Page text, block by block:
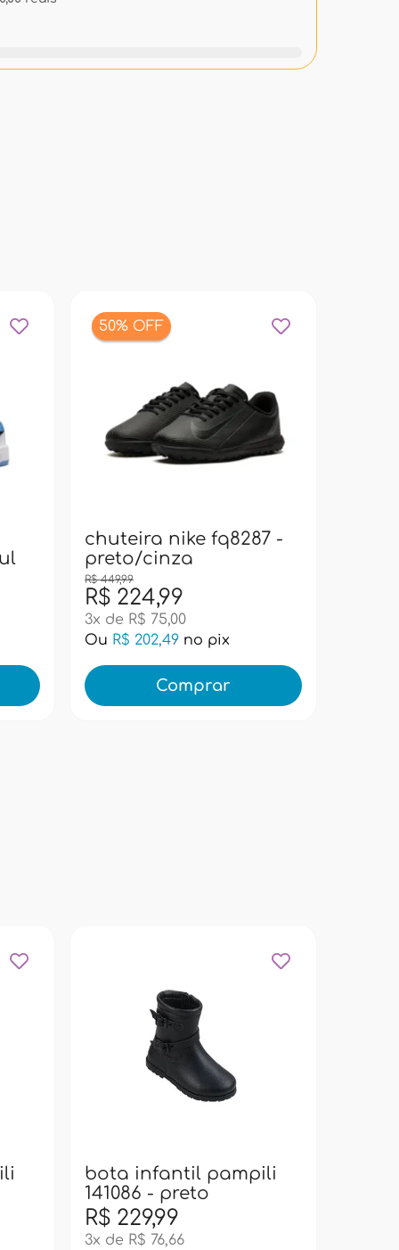
50% OFF
chuteira nike fq8287 -
preto/cinza
R$ 224,99
R$ 449,99
3x de R$ 75,00
Ou R$ 202,49 no pix
Comprar
bota infantil pampili
141086 - preto
R$ 229,99
3x de R$ 76,66